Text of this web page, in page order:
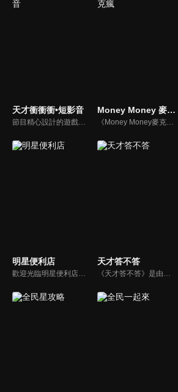
天才衝衝衝•短影音
節目精心設計的遊戲內容，包括深受觀眾喜愛並且火紅於各大專院校的【TEMPO系列】，考驗藝人用肢體表達能力以及聯想能力的【你是WORD演】、【會演是英雄】，考驗英文程度的【EAR傳耳ABC】，超簡單、超爆笑的【看你怎麼說】，以及考驗藝人反應、機智以及隊友默契的【不可能的默契】等單元，逗趣又爆笑！
Money Money 麥克瘋
《Money Money麥克瘋》節目強調不比音準、不比音色，也不比外型、外貌、氣質、長相等如何，只強調只要歌詞記得牢，就可以參加比賽。
明星便利店
歡迎光臨明星便利店！你覺得便利店裡面有什麼？關東煮？茶葉蛋？還是讓你尖叫的大明星？一家擁有明星的便利店，到底有多稀奇，你會不會想要光臨呢？
天才答不答
《天才答不答》是由吳宗憲和吳怡霈共同主持的益智節目。節目設立高額的獎金來考驗藝人們真實的人性，同時將題目立體化，讓你身歷其境去冒險答題。更有哪些出乎意料的處罰，讓藝人羞愧的不想再答錯！一個最接近「人性」與「真實」的益智節目，現在就讓吳宗憲帶你輕鬆玩轉知識。